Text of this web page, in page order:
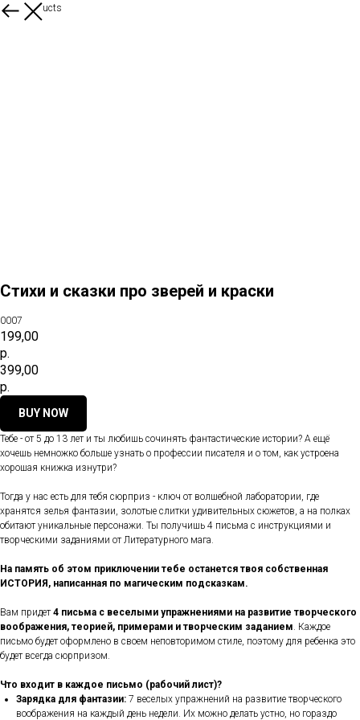
More products
Стихи и сказки про зверей и краски
0007
199,00
р.
399,00
р.
BUY NOW
Тебе - от 5 до 13 лет и ты любишь сочинять фантастические истории? А ещё
хочешь немножко больше узнать о профессии писателя и о том, как устроена
хорошая книжка изнутри?
Тогда у нас есть для тебя сюрприз - ключ от волшебной лаборатории, где
хранятся зелья фантазии, золотые слитки удивительных сюжетов, а на полках
обитают уникальные персонажи. Ты получишь 4 письма с инструкциями и
творческими заданиями от Литературного мага.
На память об этом приключении тебе останется твоя собственная
ИСТОРИЯ, написанная по магическим подсказкам.
Вам придет4 письма с веселыми упражнениями на развитие творческого
воображения, теорией, примерами и творческим заданием . Каждое
письмо будет оформлено в своем неповторимом стиле, поэтому для ребенка это
будет всегда сюрпризом.
Что входит в каждое письмо (рабочий лист)?
Зарядка для фантазии: 7 веселых упражнений на развитие творческого
воображения на каждый день недели. Их можно делать устно, но гораздо